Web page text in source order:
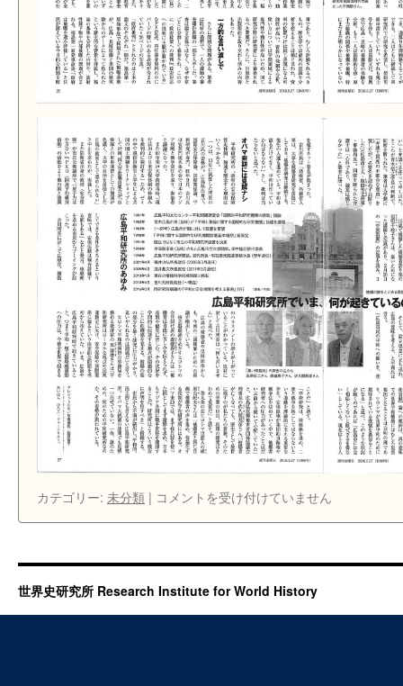
カテゴリー: 未分類 | 広
研
究
問
コメントを受け付けていません
世界史研究所 Research Institute for World History